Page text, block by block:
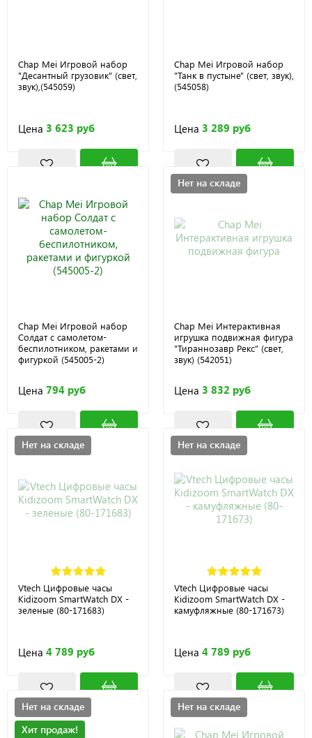
Chap Mei Игровой набор
"Десантный грузовик" (свет,
звук),(545059)
Цена 3 623 руб
Chap Mei Игровой набор
"Танк в пустыне" (свет, звук),
(545058)
Цена 3 289 руб
Chap Mei Игровой набор
Солдат с самолетом-
беспилотником, ракетами и
фигуркой (545005-2)
Цена 794 руб
Нет на складе
Chap Mei Интерактивная
игрушка подвижная фигура
"Тираннозавр Рекс" (свет,
звук) (542051)
Цена 3 832 руб
Нет на складе
Vtech Цифровые часы
Kidizoom SmartWatch DX -
зеленые (80-171683)
Цена 4 789 руб
Нет на складе
Vtech Цифровые часы
Kidizoom SmartWatch DX -
камуфляжные (80-171673)
Цена 4 789 руб
Нет на складе
Хит продаж!
Нет на складе